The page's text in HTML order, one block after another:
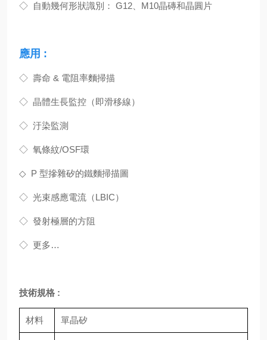
◇ 自動幾何形狀識別： G12、M10晶磚和晶圓片
應用 :
◇ 壽命 & 電阻率麵掃描
◇ 晶體生長監控（即滑移線）
◇ 汙染監測
◇ 氧條紋/OSF環
◇ P 型摻雜矽的鐵麵掃描圖
◇ 光束感應電流（LBIC）
◇ 發射極層的方阻
◇ 更多…
技術規格 :
材料 單晶矽